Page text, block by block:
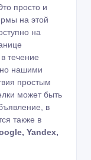
просто и
на этой
на
в течение
нашими
простым
может быть
в
также в
Yandex,